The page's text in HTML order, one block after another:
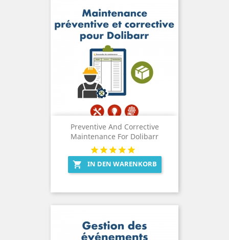
Preventive And Corrective
Maintenance For Dolibarr
 IN DEN WARENKORB